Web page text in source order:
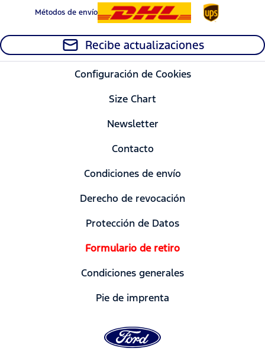
Métodos de envío
Recibe actualizaciones
Configuración de Cookies
Size Chart
Newsletter
Contacto
Condiciones de envío
Derecho de revocación
Protección de Datos
Formulario de retiro
Condiciones generales
Pie de imprenta